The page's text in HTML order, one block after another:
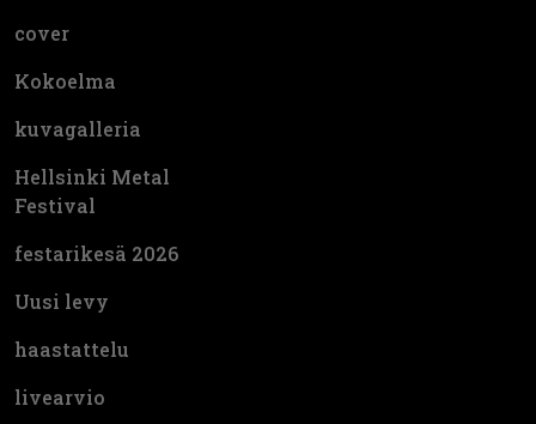
cover
Kokoelma
kuvagalleria
Hellsinki Metal
Festival
festarikesä 2026
Uusi levy
haastattelu
livearvio